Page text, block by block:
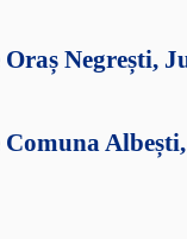
Negrești,